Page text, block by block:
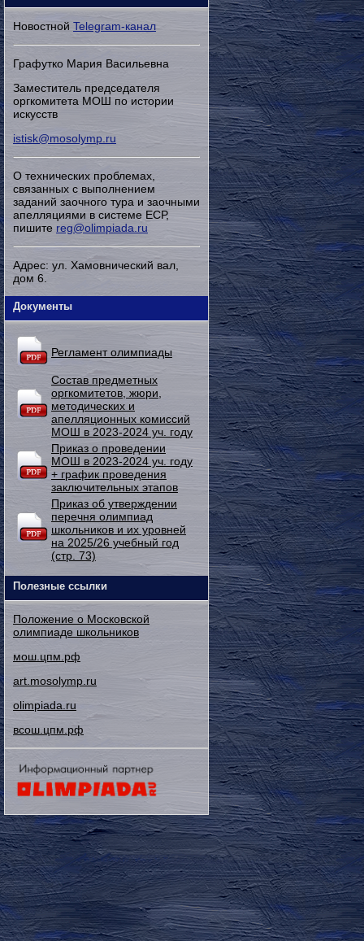
Новостной Telegram-канал
Графутко Мария Васильевна
Заместитель председателя
оргкомитета МОШ по истории
искусств
istisk@mosolymp.ru
О технических проблемах,
связанных с выполнением
заданий заочного тура и заочными
апелляциями в системе ЕСР,
пишите reg@olimpiada.ru
Адрес: ул. Хамовнический вал,
дом 6.
Документы
Регламент олимпиады
Состав предметных
оргкомитетов, жюри,
методических и
апелляционных комиссий
МОШ в 2023-2024 уч. году
Приказ о проведении
МОШ в 2023-2024 уч. году
+ график проведения
заключительных этапов
Приказ об утверждении
перечня олимпиад
школьников и их уровней
на 2025/26 учебный год
(стр. 73)
Полезные ссылки
Положение о Московской
олимпиаде школьников
мош.цпм.рф
art.mosolymp.ru
olimpiada.ru
всош.цпм.рф